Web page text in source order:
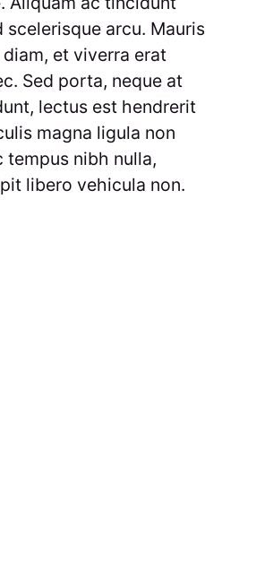
scelerisque arcu. Mauris
et viverra erat
Sed porta, neque at
lectus est hendrerit
magna ligula non
tempus nibh nulla,
libero vehicula non.